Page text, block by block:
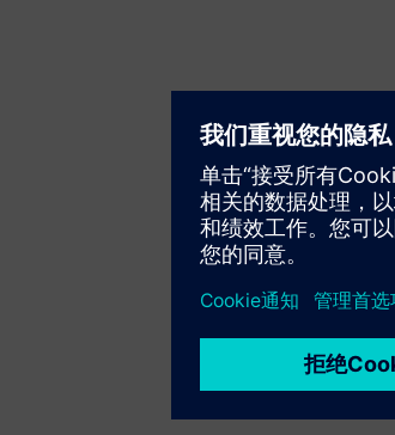
动态
Sell
在
为西门子
现相关产